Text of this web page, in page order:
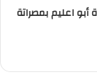
اعليم بمصراتة